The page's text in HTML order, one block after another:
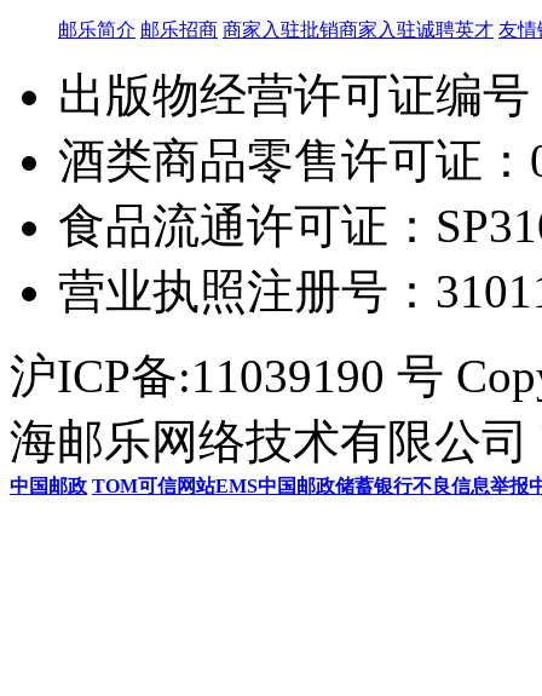
邮乐简介 邮乐招商 商家入驻批销商家入驻诚聘英才 友情
出版物经营许可证编
酒类商品零售许可证：
食品流通许可证：
营业执照注册号：
沪ICP备:11039190 号
海邮乐网络技术有限公司
中国邮政 TOM可信网站EMS中国邮政储蓄银行不良信息举报